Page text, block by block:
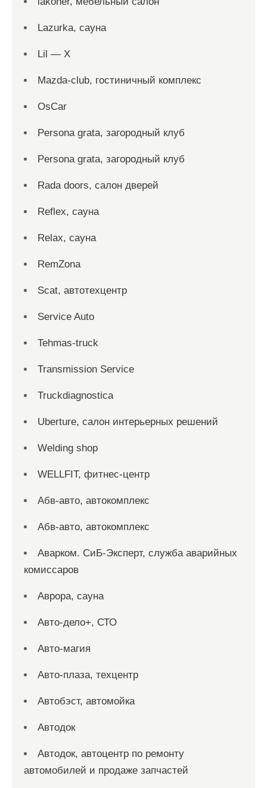
Lazurka, сауна
Lil — X
Mazda-club, гостиничный комплекс
OsCar
Persona grata, загородный клуб
Persona grata, загородный клуб
Rada doors, салон дверей
Reflex, сауна
Relax, сауна
RemZona
Scat, автотехцентр
Service Auto
Tehmas-truck
Transmission Service
Truckdiagnostica
Uberture, салон интерьерных решений
Welding shop
WELLFIT, фитнес-центр
Абв-авто, автокомплекс
Абв-авто, автокомплекс
Аварком. СиБ-Эксперт, служба аварийных
комиссаров
Аврора, сауна
Авто-дело+, СТО
Авто-магия
Авто-плаза, техцентр
Автобэст, автомойка
Автодок
Автодок, автоцентр по ремонту
автомобилей и продаже запчастей